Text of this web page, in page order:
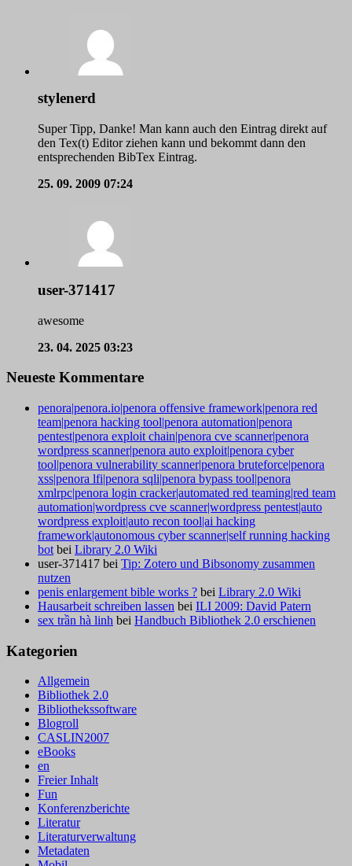
stylenerd
Super Tipp, Danke! Man kann auch den Eintrag direkt auf
den Tex(t) Editor ziehen kann und bekommt dann den
entsprechenden BibTex Eintrag.
25. 09. 2009 07:24
user-371417
awesome
23. 04. 2025 03:23
Neueste Kommentare
penora|penora.io|penora offensive framework|penora red
team|penora hacking tool|penora automation|penora
pentest|penora exploit chain|penora cve scanner|penora
wordpress scanner|penora auto exploit|penora cyber
tool|penora vulnerability scanner|penora bruteforce|penora
xss|penora lfi|penora sqli|penora bypass tool|penora
xmlrpc|penora login cracker|automated red teaming|red team
automation|wordpress cve scanner|wordpress pentest|auto
wordpress exploit|auto recon tool|ai hacking
framework|autonomous cyber scanner|self running hacking
bot bei Library 2.0 Wiki
user-371417 bei Tip: Zotero und Bibsonomy zusammen
nutzen
penis enlargement bible works ? bei Library 2.0 Wiki
Hausarbeit schreiben lassen bei ILI 2009: David Patern
sex trần hà linh bei Handbuch Bibliothek 2.0 erschienen
Kategorien
Allgemein
Bibliothek 2.0
Bibliothekssoftware
Blogroll
CASLIN2007
eBooks
en
Freier Inhalt
Fun
Konferenzberichte
Literatur
Literaturverwaltung
Metadaten